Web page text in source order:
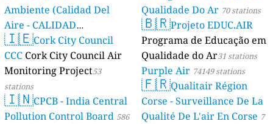
Ambiente (Calidad Del
Aire - CALIDAD
AMBIENTAL) 23 stations
🇮🇪Cork City Council
CCC Cork City Council Air
Monitoring Project53
stations
🇮🇳CPCB - India Central
Pollution Control Board 586
Qualidade Do Ar 70 stations
🇧🇷Projeto EDUC.AIR
Programa de Educação em
Qualidade do Ar31 stations
Purple Air 74149 stations
🇫🇷Qualitair Région
Corse - Surveillance De La
Qualité De L'air En Corse 7